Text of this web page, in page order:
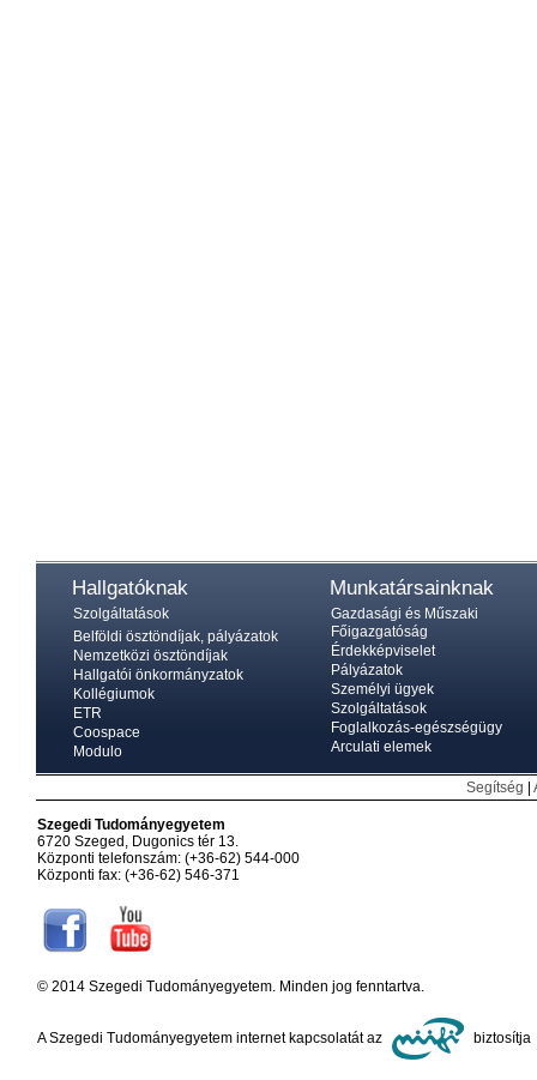
Hallgatóknak
Szolgáltatások
Belföldi ösztöndíjak, pályázatok
Nemzetközi ösztöndíjak
Hallgatói önkormányzatok
Kollégiumok
ETR
Coospace
Modulo
Munkatársainknak
Gazdasági és Műszaki
Főigazgatóság
Érdekképviselet
Pályázatok
Személyi ügyek
Szolgáltatások
Foglalkozás-egészségügy
Arculati elemek
Segítség
Szegedi Tudományegyetem
6720 Szeged, Dugonics tér 13.
Központi telefonszám: (+36-62) 544-000
Központi fax: (+36-62) 546-371
© 2014 Szegedi Tudományegyetem. Minden jog fenntartva.
A Szegedi Tudományegyetem internet kapcsolatát az biztosítja